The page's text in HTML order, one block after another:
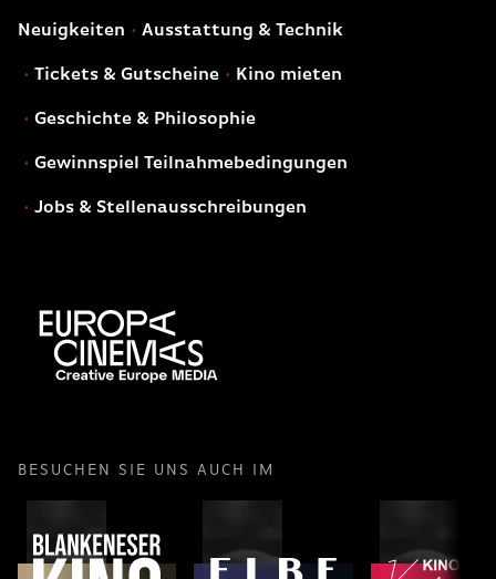
Neuigkeiten Ausstattung & Technik
Tickets & Gutscheine Kino mieten
Geschichte & Philosophie
Gewinnspiel Teilnahmebedingungen
Jobs & Stellenausschreibungen
BESUCHEN SIE UNS AUCH IM